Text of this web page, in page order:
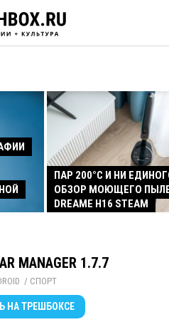
ПАР 200°C И НИ
ОБЗОР МОЮЩЕГО
DREAME H16 STEAM
MANAGER 1.7.7
/ СПОРТ
НА ТРЕШБОКСЕ